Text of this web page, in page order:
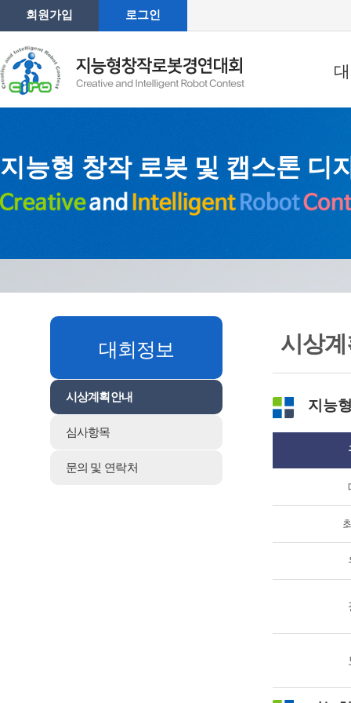
회원가입 로그인
지능형 창작 로봇 및 캡스톤 디
대회정보
시상계획안내
심사항목
문의 및 연락처
시상
지능